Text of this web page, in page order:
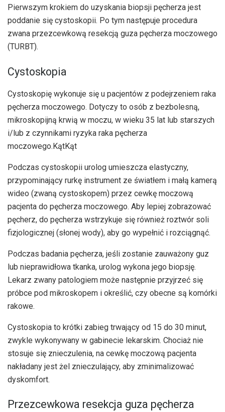
Pierwszym krokiem do uzyskania biopsji pęcherza jest
poddanie się cystoskopii. Po tym następuje procedura
zwana przezcewkową resekcją guza pęcherza moczowego
(TURBT).
Cystoskopia
Cystoskopię wykonuje się u pacjentów z podejrzeniem raka
pęcherza moczowego. Dotyczy to osób z bezbolesną,
mikroskopijną krwią w moczu, w wieku 35 lat lub starszych
i/lub z czynnikami ryzyka raka pęcherza
moczowego.KątKąt
Podczas cystoskopii urolog umieszcza elastyczny,
przypominający rurkę instrument ze światłem i małą kamerą
wideo (zwaną cystoskopem) przez cewkę moczową
pacjenta do pęcherza moczowego. Aby lepiej zobrazować
pęcherz, do pęcherza wstrzykuje się również roztwór soli
fizjologicznej (słonej wody), aby go wypełnić i rozciągnąć.
Podczas badania pęcherza, jeśli zostanie zauważony guz
lub nieprawidłowa tkanka, urolog wykona jego biopsję.
Lekarz zwany patologiem może następnie przyjrzeć się
próbce pod mikroskopem i określić, czy obecne są komórki
rakowe.
Cystoskopia to krótki zabieg trwający od 15 do 30 minut,
zwykle wykonywany w gabinecie lekarskim. Chociaż nie
stosuje się znieczulenia, na cewkę moczową pacjenta
nakładany jest żel znieczulający, aby zminimalizować
dyskomfort.
Przezcewkowa resekcja guza pęcherza